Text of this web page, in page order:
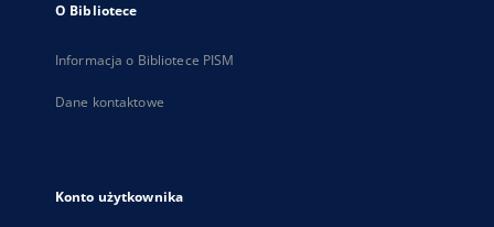
O Bibliotece
Informacja o Bibliotece PISM
Dane kontaktowe
Konto użytkownika